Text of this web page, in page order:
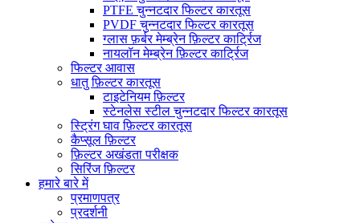
PTFE चुन्नटदार फिल्टर कारतूस
PVDF चुन्नटदार फिल्टर कारतूस
ग्लास फ़र्बर मेम्ब्रेन फ़िल्टर कार्ट्रिज
नायलॉन मेम्ब्रेन फ़िल्टर कार्ट्रिज
फिल्टर आवास
धातु फ़िल्टर कारतूस
टाइटेनियम फ़िल्टर
स्टेनलेस स्टील चुन्नटदार फिल्टर कारतूस
स्ट्रिंग घाव फ़िल्टर कारतूस
कैप्सूल फ़िल्टर
फ़िल्टर अखंडता परीक्षक
सिरिंज फ़िल्टर
हमारे बारे में
प्रमाणपत्र
प्रदर्शनी